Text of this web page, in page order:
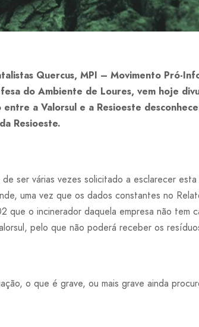
Quercus, MPI – Movimento Pró-
do Ambiente de Loures, vem hoje
a Valorsul e a Resioeste
Resioeste.
ser várias vezes solicitado a esclarecer
uma vez que os dados constantes no
que o incinerador daquela empresa não tem
pelo que não poderá receber os
o que é grave, ou mais grave ainda